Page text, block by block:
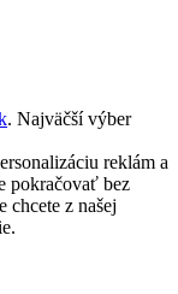
. Najväčší výber
reklám a
pokračovať bez
chcete z našej